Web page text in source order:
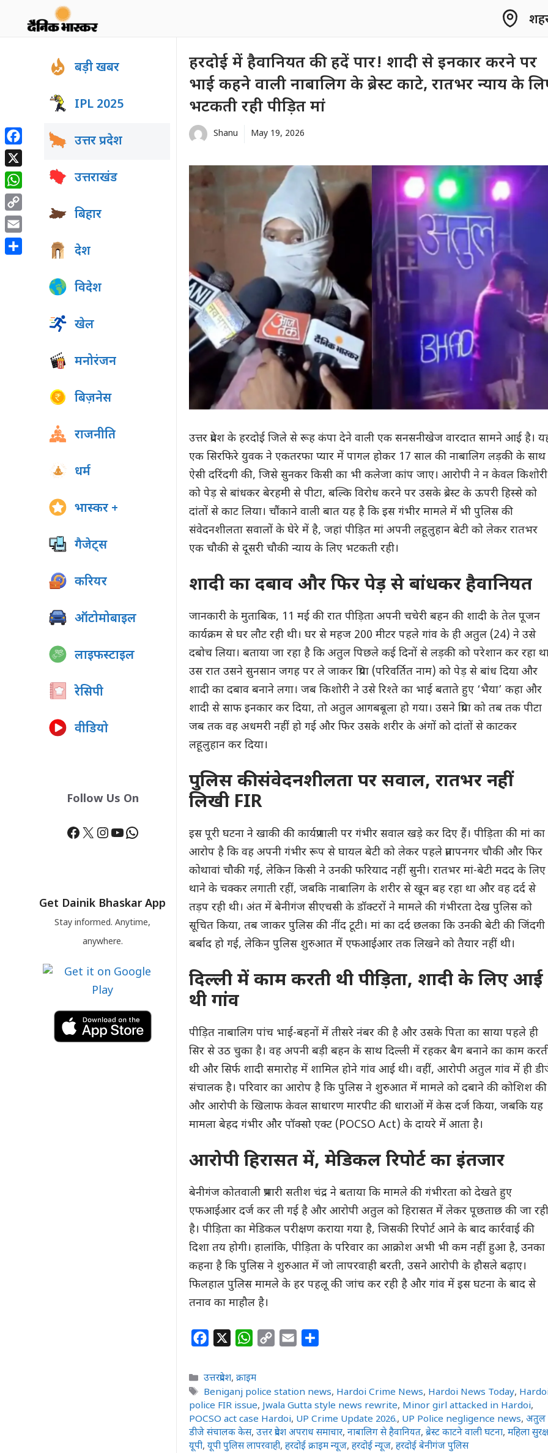
हरदोई में हैवानियत की हदें पार! शादी से इनकार करने पर
भाई कहने वाली नाबालिग के ब्रेस्ट काटे, रातभर न्याय के
भटकती रही पीड़ित मां
Shanu May 19, 2026
उत्तर प्रदेश के हरदोई जिले से रूह कंपा देने वाली एक सनसनीखेज वारदात सामने आई है।
एक सिरफिरे युवक ने एकतरफा प्यार में पागल होकर 17 साल की नाबालिग लड़की के साथ
ऐसी दरिंदगी की, जिसे सुनकर किसी का भी कलेजा कांप जाए। आरोपी ने न केवल किशोरी
को पेड़ से बांधकर बेरहमी से पीटा, बल्कि विरोध करने पर उसके ब्रेस्ट के ऊपरी हिस्से को
दांतों से काट लिया। चौंकाने वाली बात यह है कि इस गंभीर मामले में भी पुलिस की
संवेदनशीलता सवालों के घेरे में है, जहां पीड़ित मां अपनी लहूलुहान बेटी को लेकर रातभर
एक चौकी से दूसरी चौकी न्याय के लिए भटकती रही।
शादी का दबाव और फिर पेड़ से बांधकर हैवानियत
जानकारी के मुताबिक, 11 मई की रात पीड़िता अपनी चचेरी बहन की शादी के तेल पूजन
कार्यक्रम से घर लौट रही थी। घर से महज 200 मीटर पहले गांव के ही अतुल (24) ने उसे
दबोच लिया। बताया जा रहा है कि अतुल पिछले कई दिनों से लड़की को परेशान कर रहा
उस रात उसने सुनसान जगह पर ले जाकर प्रिया (परिवर्तित नाम) को पेड़ से बांध दिया और
शादी का दबाव बनाने लगा। जब किशोरी ने उसे रिश्ते का भाई बताते हुए ‘भैया’ कहा और
शादी से साफ इनकार कर दिया, तो अतुल आगबबूला हो गया। उसने प्रिया को तब तक पीटा
जब तक वह अधमरी नहीं हो गई और फिर उसके शरीर के अंगों को दांतों से काटकर
लहूलुहान कर दिया।
पुलिस की संवेदनशीलता पर सवाल, रातभर नहीं
लिखी FIR
इस पूरी घटना ने खाकी की कार्यप्रणाली पर गंभीर सवाल खड़े कर दिए हैं। पीड़िता की मां का
आरोप है कि वह अपनी गंभीर रूप से घायल बेटी को लेकर पहले प्रतापनगर चौकी और फिर
कोथावां चौकी गई, लेकिन किसी ने उनकी फरियाद नहीं सुनी। रातभर मां-बेटी मदद के लिए
थाने के चक्कर लगाती रहीं, जबकि नाबालिग के शरीर से खून बह रहा था और वह दर्द से
तड़प रही थी। अंत में बेनीगंज सीएचसी के डॉक्टरों ने मामले की गंभीरता देख पुलिस को
सूचित किया, तब जाकर पुलिस की नींद टूटी। मां का दर्द छलका कि उनकी बेटी की जिंदगी
बर्बाद हो गई, लेकिन पुलिस शुरुआत में एफआईआर तक लिखने को तैयार नहीं थी।
दिल्ली में काम करती थी पीड़िता, शादी के लिए आई
थी गांव
पीड़ित नाबालिग पांच भाई-बहनों में तीसरे नंबर की है और उसके पिता का साया पहले ही
सिर से उठ चुका है। वह अपनी बड़ी बहन के साथ दिल्ली में रहकर बैग बनाने का काम
थी और सिर्फ शादी समारोह में शामिल होने गांव आई थी। वहीं, आरोपी अतुल गांव में ही
संचालक है। परिवार का आरोप है कि पुलिस ने शुरुआत में मामले को दबाने की कोशिश की
और आरोपी के खिलाफ केवल साधारण मारपीट की धाराओं में केस दर्ज किया, जबकि यह
मामला बेहद गंभीर और पॉक्सो एक्ट (POCSO Act) के दायरे में आता है।
आरोपी हिरासत में, मेडिकल रिपोर्ट का इंतजार
बेनीगंज कोतवाली प्रभारी सतीश चंद्र ने बताया कि मामले की गंभीरता को देखते हुए
एफआईआर दर्ज कर ली गई है और आरोपी अतुल को हिरासत में लेकर पूछताछ की जा रही
है। पीड़िता का मेडिकल परीक्षण कराया गया है, जिसकी रिपोर्ट आने के बाद कार्रवाई की
दिशा तय होगी। हालांकि, पीड़िता के परिवार का आक्रोश अभी भी कम नहीं हुआ है, उनका
कहना है कि पुलिस ने शुरुआत में जो लापरवाही बरती, उसने आरोपी के हौसले बढ़ाए।
फिलहाल पुलिस मामले के हर पहलू की जांच कर रही है और गांव में इस घटना के बाद से
तनाव का माहौल है।
c
e
b
o
o
W
a
t
s
A
p
y
L
i
n
i
l
r
e
Categories
उत्तरप्रदेश,क्राइम
Tags
Beniganj police station news, Hardoi Crime News, Hardoi News Today,
police FIR issue, Jwala Gutta style news rewrite, Minor girl attacked in Hardoi,
POCSO act case Hardoi, UP Crime Update 2026., UP Police negligence news, अतुल
डीजे संचालक केस, उत्तर प्रदेश अपराध समाचार, नाबालिग से हैवानियत, ब्रेस्ट काटने वाली घटना, महिला
यूपी, यूपी पुलिस लापरवाही, हरदोई क्राइम न्यूज, हरदोई न्यूज, हरदोई बेनीगंज पुलिस
बड़ी खबर
IPL 2025
उत्तर प्रदेश
उत्तराखंड
बिहार
देश
विदेश
खेल
मनोरंजन
बिज़नेस
राजनीति
धर्म
भास्कर +
गैजेट्स
करियर
ऑटोमोबाइल
लाइफस्टाइल
रेसिपी
वीडियो
Follow Us On
Facebook
X Instagram
YouTube
WhatsApp
Get Dainik Bhaskar App
Stay informed. Anytime,
anywhere.
Facebook
X
WhatsApp
Copy
Link
Email